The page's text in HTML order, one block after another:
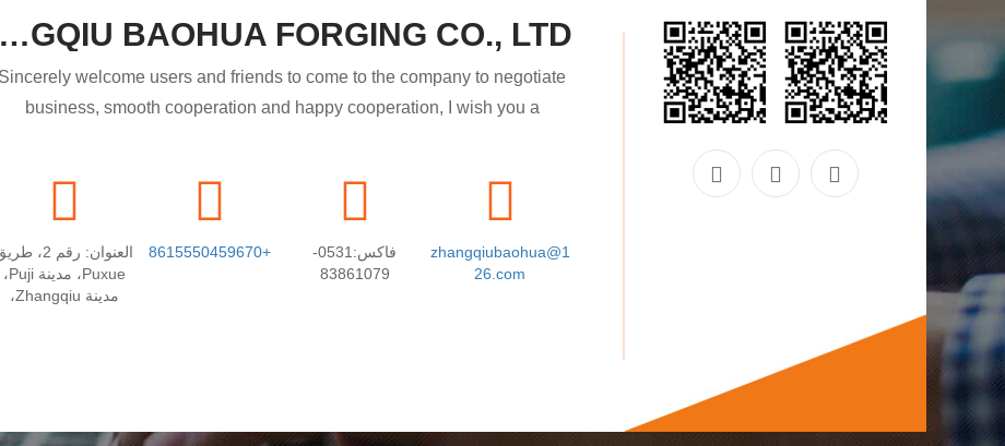
ZHANGQIU BAOHUA FORGING CO., LTD.
Sincerely welcome users and friends to come to the company to negotiate
business, smooth cooperation and happy cooperation, I wish you a
العنوان: رقم 2،
Puxue، مدينة Puji،
مدينة Zhangqiu،
+8615550459670
فاكس:0531-
83861079
zhangqiubaohua@1
26.com